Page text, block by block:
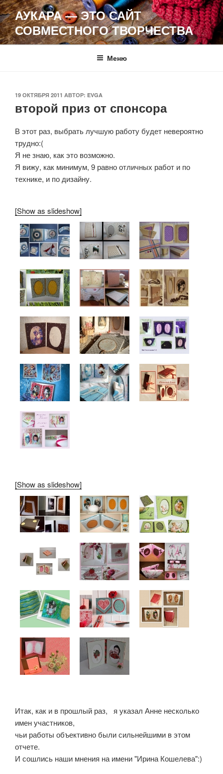
Перейти
к
содержимому
АУКАРА — ЭТО САЙТ
СОВМЕСТНОГО ТВОРЧЕСТВА
Меню
ОПУБЛИКОВАНО
19 ОКТЯБРЯ 2011 АВТОР: EVGA
второй приз от спонсора
В этот раз, выбрать лучшую работу будет невероятно
трудно:(
Я не знаю, как это возможно.
Я вижу, как минимум, 9 равно отличных работ и по
технике, и по дизайну.
[Show as slideshow]
[Show as slideshow]
Итак, как и в прошлый раз, я указал Анне несколько
имен участников,
чьи работы объективно были сильнейшими в этом
отчете.
И сошлись наши мнения на имени "Ирина Кошелева":)